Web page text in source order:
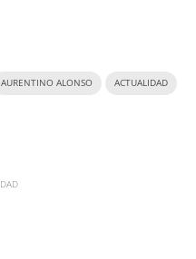
AURENTINO ALONSO ACTUALIDAD